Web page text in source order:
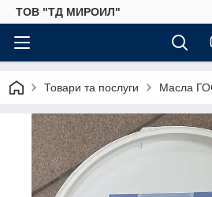
ТОВ "ТД МИРОИЛ"
Товари та послуги Масла